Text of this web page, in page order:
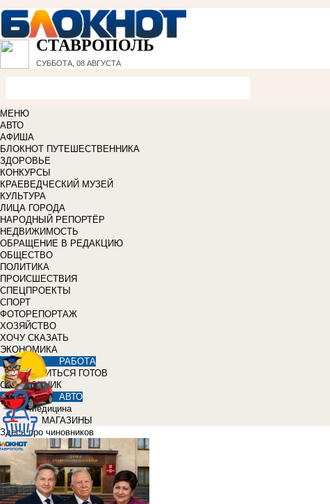
СТАВРОПОЛЬ
СУББОТА, 08 АВГУСТА
МЕНЮ
АВТО
АФИША
БЛОКНОТ ПУТЕШЕСТВЕННИКА
ЗДОРОВЬЕ
КОНКУРСЫ
КРАЕВЕДЧЕСКИЙ МУЗЕЙ
КУЛЬТУРА
ЛИЦА ГОРОДА
НАРОДНЫЙ РЕПОРТЁР
НЕДВИЖИМОСТЬ
ОБРАЩЕНИЕ В РЕДАКЦИЮ
ОБЩЕСТВО
ПОЛИТИКА
ПРОИСШЕСТВИЯ
СПЕЦПРОЕКТЫ
СПОРТ
ФОТОРЕПОРТАЖ
ХОЗЯЙСТВО
ХОЧУ СКАЗАТЬ
ЭКОНОМИКА
РАБОТА
УЧИТЬСЯ ГОТОВ
СПРАВОЧНИК
АВТО
Медицина
МАГАЗИНЫ
Здесь про чиновников